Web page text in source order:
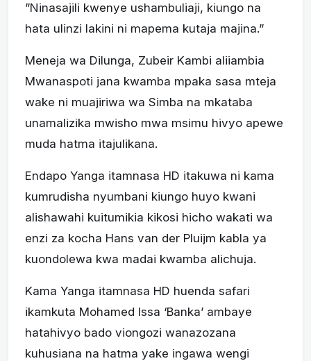
”Ninasajili kwenye ushambuliaji, kiungo na
hata ulinzi lakini ni mapema kutaja majina.”
Meneja wa Dilunga, Zubeir Kambi aliiambia
Mwanaspoti jana kwamba mpaka sasa mteja
wake ni muajiriwa wa Simba na mkataba
unamalizika mwisho mwa msimu hivyo apewe
muda hatma itajulikana.
Endapo Yanga itamnasa HD itakuwa ni kama
kumrudisha nyumbani kiungo huyo kwani
alishawahi kuitumikia kikosi hicho wakati wa
enzi za kocha Hans van der Pluijm kabla ya
kuondolewa kwa madai kwamba alichuja.
Kama Yanga itamnasa HD huenda safari
ikamkuta Mohamed Issa ‘Banka’ ambaye
hatahivyo bado viongozi wanazozana
kuhusiana na hatma yake ingawa wengi